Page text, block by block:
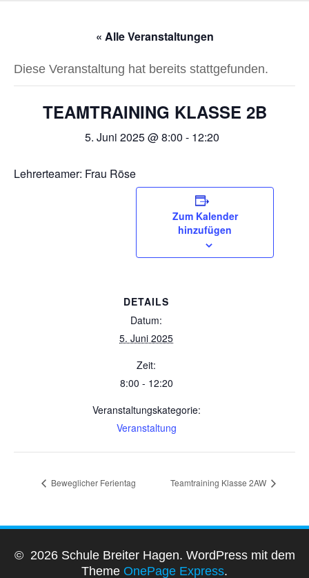
« Alle Veranstaltungen
Diese Veranstaltung hat bereits stattgefunden.
TEAMTRAINING KLASSE 2B
5. Juni 2025 @ 8:00 - 12:20
Lehrerteamer: Frau Röse
Zum Kalender
hinzufügen
DETAILS
Datum:
5. Juni 2025
Zeit:
8:00 - 12:20
Veranstaltungskategorie:
Veranstaltung
Beweglicher Ferientag Teamtraining Klasse 2AW
© 2026 Schule Breiter Hagen. WordPress mit dem
Theme OnePage Express.